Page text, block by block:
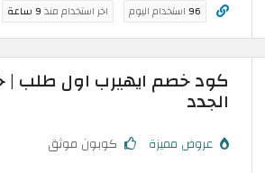
96استخدام اليوم اخر استخدام منذ9 ساعة
الجدد
عروض مميزة كوبون موثق